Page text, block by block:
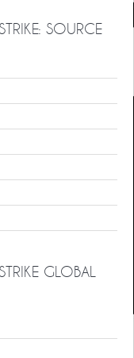
SOURCE
GLOBAL